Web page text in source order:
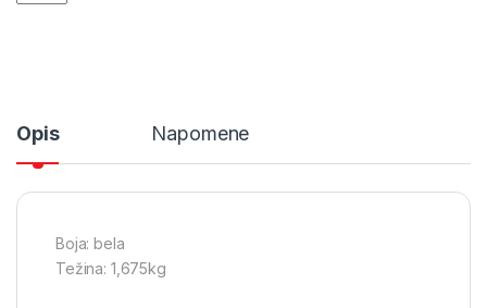
Opis Napomene
Boja: bela
Težina: 1,675kg